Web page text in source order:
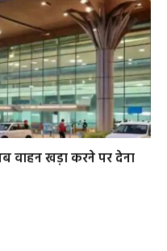
वाहन खड़ा करने पर देना